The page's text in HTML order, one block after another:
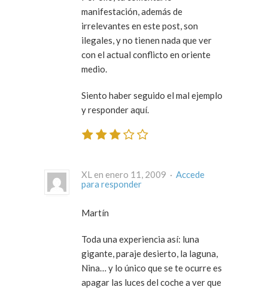
manifestación, además de
irrelevantes en este post, son
ilegales, y no tienen nada que ver
con el actual conflicto en oriente
medio.
Siento haber seguido el mal ejemplo
y responder aquí.
XL en enero 11, 2009 · Accede
para responder
Martín
Toda una experiencia así: luna
gigante, paraje desierto, la laguna,
Nina… y lo único que se te ocurre es
apagar las luces del coche a ver que